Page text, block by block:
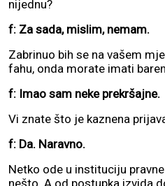
nijednu?
f: Za sada, mislim, nemam.
Zabrinuo bih se na vašem
fahu, onda morate imati
f: Imao sam neke prekršajne.
Vi znate što je kaznena
f: Da. Naravno.
Netko ode u instituciju
nešto. A od postupka izvida